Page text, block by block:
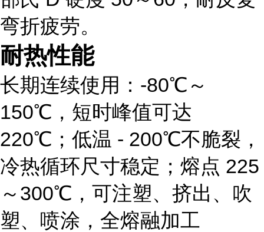
弯折疲劳。
耐热性能
长期连续使用： -80℃～
150℃ ，短时峰值可达
220℃；低温 - 200℃不脆裂，
冷热循环尺寸稳定；熔点 225
～300℃，可注塑、挤出、吹
塑、喷涂， 全熔融加工